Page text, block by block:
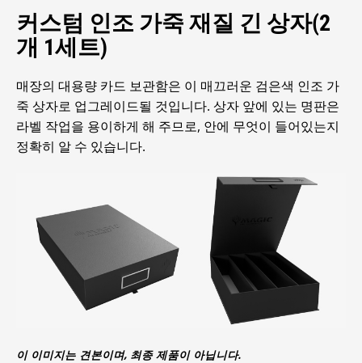
커스텀 인조 가죽 재질 긴 상자(2
개 1세트)
매장의 대용량 카드 보관함은 이 매끄러운 검은색 인조 가
죽 상자로 업그레이드될 것입니다. 상자 앞에 있는 명판은
라벨 작업을 용이하게 해 주므로, 안에 무엇이 들어있는지
정확히 알 수 있습니다.
이 이미지는 견본이며, 최종 제품이 아닙니다.